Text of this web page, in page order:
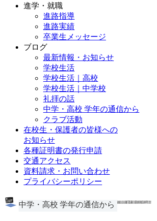
進学・就職
進路指導
進路実績
卒業生メッセージ
ブログ
最新情報・お知らせ
学校生活
学校生活｜高校
学校生活｜中学校
礼拝の話
中学・高校 学年の通信から
クラブ活動
在校生・保護者の皆様への
お知らせ
各種証明書の発行申請
交通アクセス
資料請求・お問い合わせ
プライバシーポリシー
中学・高校 学年の通信から